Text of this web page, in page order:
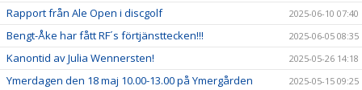
Rapport från Ale Open i discgolf 2025-06-10 07:40
Bengt-Åke har fått RF´s förtjänsttecken!!! 2025-06-05 08:35
Kanontid av Julia Wennersten! 2025-05-26 14:18
Ymerdagen den 18 maj 10.00-13.00 på Ymergården 2025-05-15 09:25